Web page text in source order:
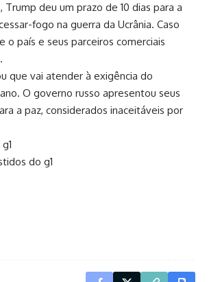
Trump deu um prazo de 10 dias para a
fogo na guerra da Ucrânia. Caso
o país e seus parceiros comerciais
que vai atender à exigência do
O governo russo apresentou seus
a paz, considerados inaceitáveis por
do g1